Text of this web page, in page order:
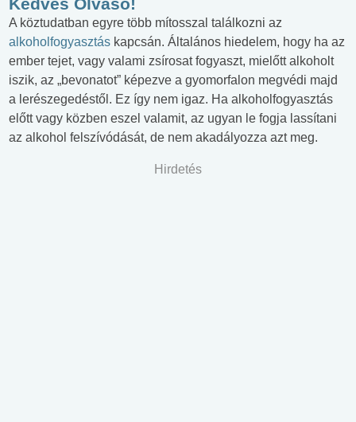
Kedves Olvasó!
A köztudatban egyre több mítosszal találkozni az
alkoholfogyasztás kapcsán. Általános hiedelem, hogy ha az
ember tejet, vagy valami zsírosat fogyaszt, mielőtt alkoholt
iszik, az „bevonatot” képezve a gyomorfalon megvédi majd
a lerészegedéstől. Ez így nem igaz. Ha alkoholfogyasztás
előtt vagy közben eszel valamit, az ugyan le fogja lassítani
az alkohol felszívódását, de nem akadályozza azt meg.
Hirdetés